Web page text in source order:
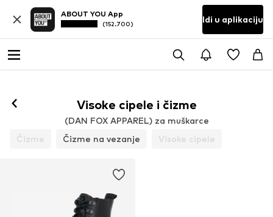
ABOUT YOU App
(152.700) Idi u aplikaciju
Visoke cipele i čizme
(DAN FOX APPAREL) za muškarce
Čizme
Čizme na vezanje Visoke cipele